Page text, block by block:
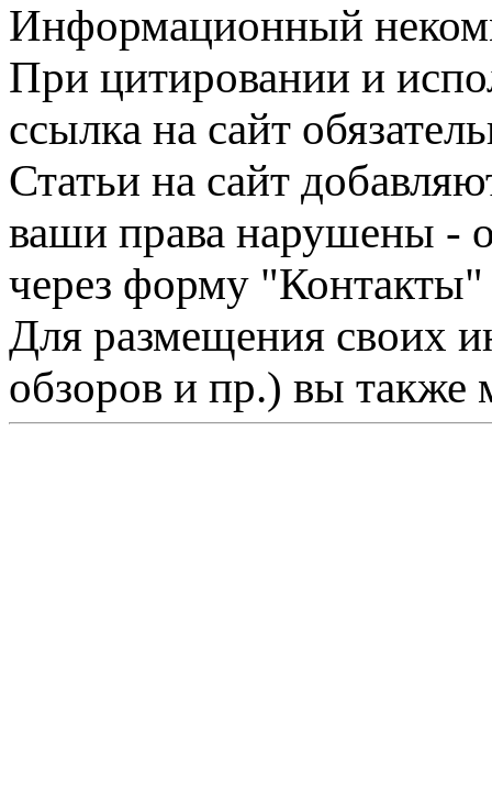
Информационный
При цитировании и
ссылка на сайт
Статьи на сайт
ваши права нарушены -
через форму "Контакты"
Для размещения своих
обзоров и пр.) вы также